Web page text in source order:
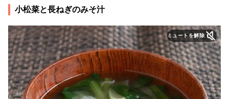
小松菜と長ねぎのみそ汁
ミュートを解除